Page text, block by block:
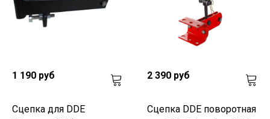
1 190 руб
Сцепка для DDE
2 390 руб
Сцепка DDE поворотная